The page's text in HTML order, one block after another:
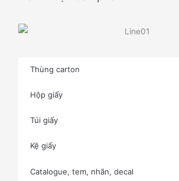
Thùng carton
Hộp giấy
Túi giấy
Kệ giấy
Catalogue, tem, nhãn, decal